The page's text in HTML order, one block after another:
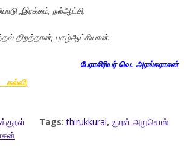
,இரக்கம், நல்ஆட்சி,
திறத்தான், புகழ்ஆட்சியான்.
பேராசிரியர் வெ. அரங்கராசன்
கல்வி)
Tags:thirukkural, குறள் அறுசொல்